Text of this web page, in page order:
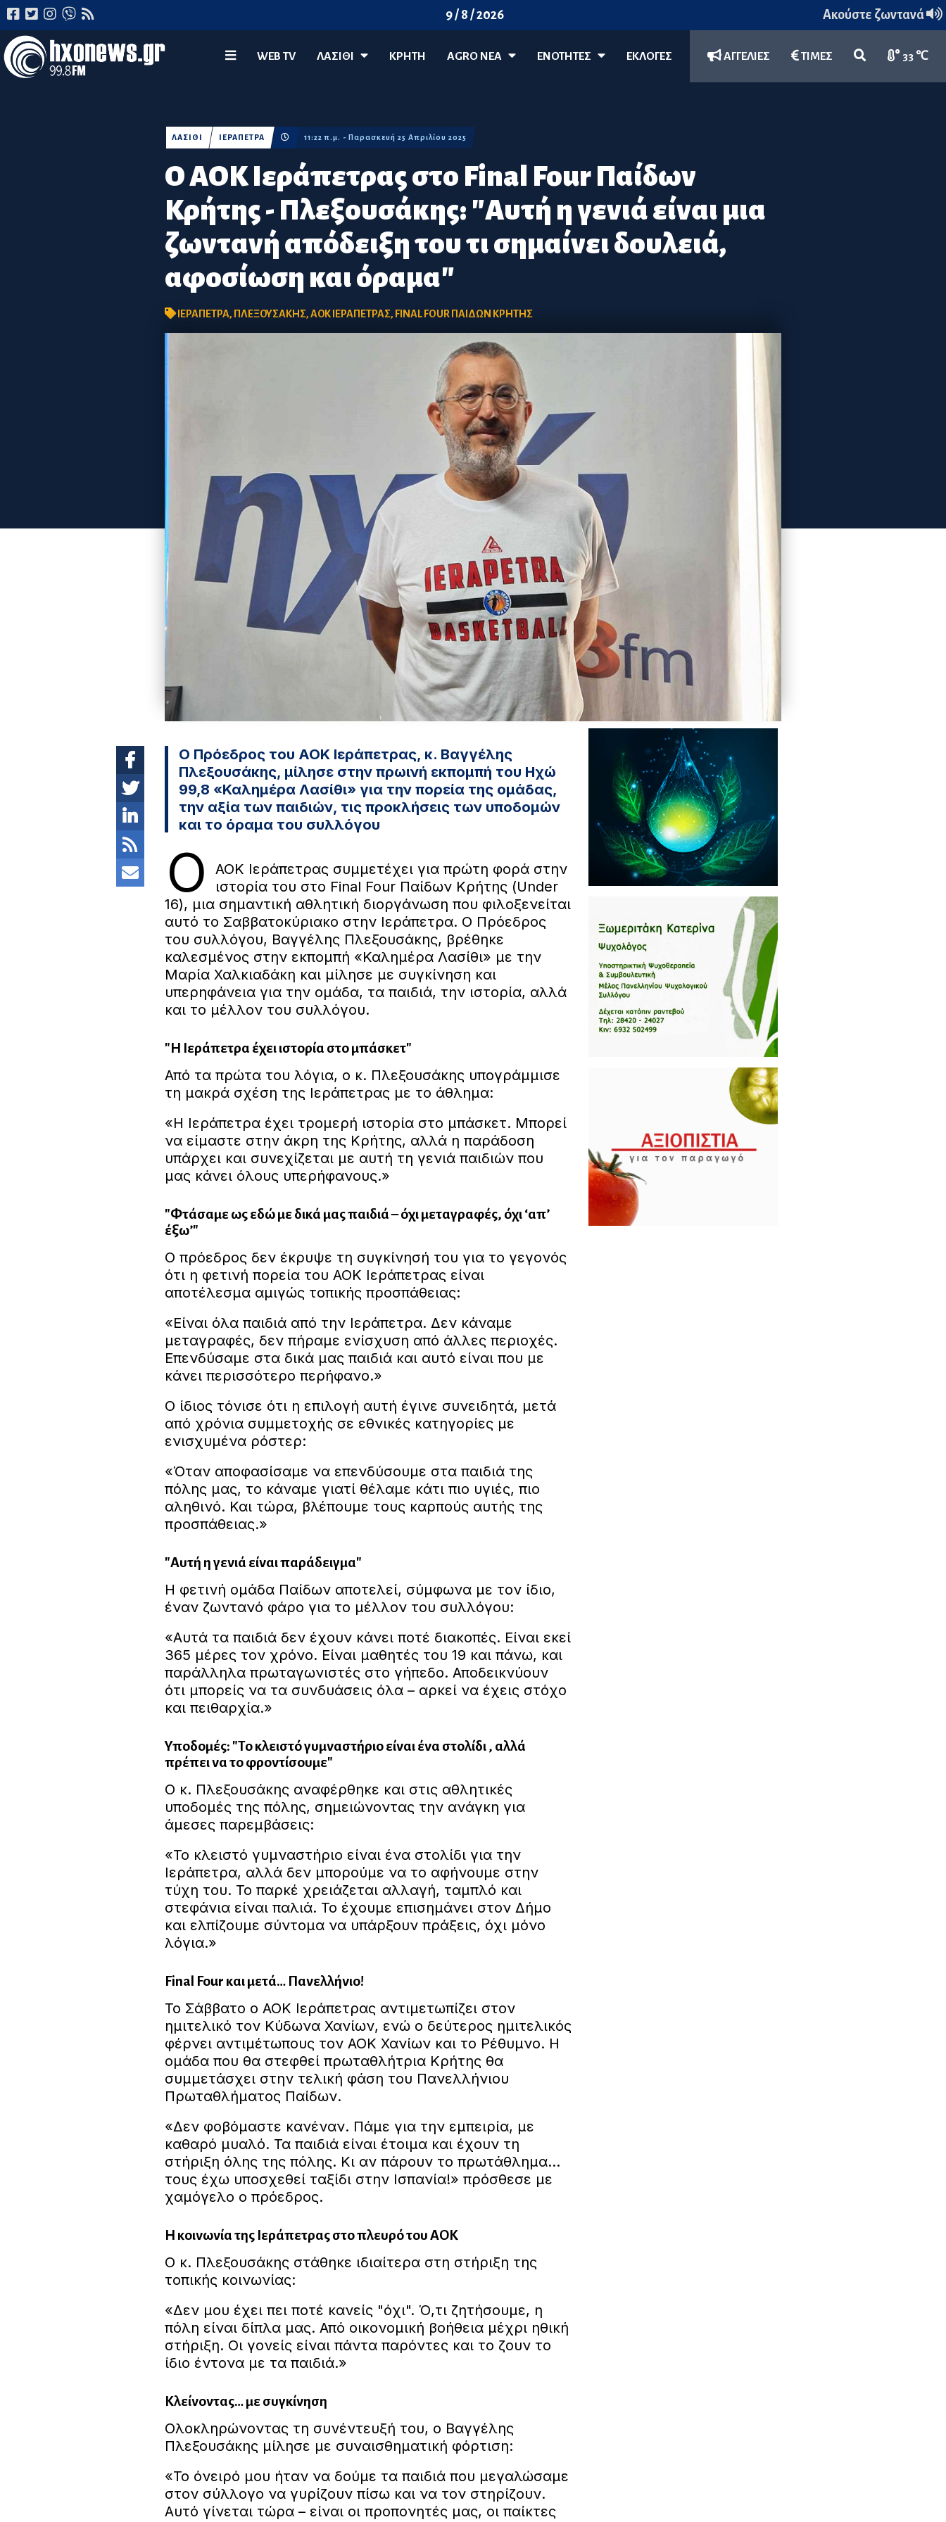
9 / 8 / 2026 Ακούστε ζωντανά
WEB TV ΛΑΣΊΘΙ ΚΡΗΤΗ AGRO ΝΈΑ ΕΝΟΤΗΤΕΣ ΕΚΛΟΓΕΣ ΑΓΓΕΛΙΕΣ ΤΙΜΕΣ 33 ℃
Ο ΑΟΚ Ιεράπετρας στο Final Four Παίδων
Κρήτης - Πλεξουσάκης: "Αυτή η γενιά είναι μια
ζωντανή απόδειξη του τι σημαίνει δουλειά,
αφοσίωση και όραμα"
ΛΑΣΙΘΙ ΙΕΡΑΠΕΤΡΑ 11:22 π.μ. - Παρασκευή 25 Απριλίου 2025
ΙΕΡΑΠΕΤΡΑ, ΠΛΕΞΟΥΣΑΚΗΣ,ΑΟΚ ΙΕΡΑΠΕΤΡΑΣ, FINAL FOUR ΠΑΙΔΩΝ ΚΡΗΤΗΣ
Ο Πρόεδρος του ΑΟΚ Ιεράπετρας, κ. Βαγγέλης
Πλεξουσάκης, μίλησε στην πρωινή εκπομπή του Ηχώ
99,8 «Καλημέρα Λασίθι» για την πορεία της ομάδας,
την αξία των παιδιών, τις προκλήσεις των υποδομών
και το όραμα του συλλόγου
Ο
ΑΟΚ Ιεράπετρας συμμετέχει για πρώτη φορά στην
ιστορία του στο Final Four Παίδων Κρήτης (Under
16), μια σημαντική αθλητική διοργάνωση που φιλοξενείται
αυτό το Σαββατοκύριακο στην Ιεράπετρα. Ο Πρόεδρος
του συλλόγου, Βαγγέλης Πλεξουσάκης, βρέθηκε
καλεσμένος στην εκπομπή «Καλημέρα Λασίθι» με την
Μαρία Χαλκιαδάκη και μίλησε με συγκίνηση και
υπερηφάνεια για την ομάδα, τα παιδιά, την ιστορία, αλλά
και το μέλλον του συλλόγου.
"Η Ιεράπετρα έχει ιστορία στο μπάσκετ"
Από τα πρώτα του λόγια, ο κ. Πλεξουσάκης υπογράμμισε
τη μακρά σχέση της Ιεράπετρας με το άθλημα:
«Η Ιεράπετρα έχει τρομερή ιστορία στο μπάσκετ. Μπορεί
να είμαστε στην άκρη της Κρήτης, αλλά η παράδοση
υπάρχει και συνεχίζεται με αυτή τη γενιά παιδιών που
μας κάνει όλους υπερήφανους.»
"Φτάσαμε ως εδώ με δικά μας παιδιά – όχι μεταγραφές, όχι ‘απ’
έξω’"
Ο πρόεδρος δεν έκρυψε τη συγκίνησή του για το γεγονός
ότι η φετινή πορεία του ΑΟΚ Ιεράπετρας είναι
αποτέλεσμα αμιγώς τοπικής προσπάθειας:
«Είναι όλα παιδιά από την Ιεράπετρα. Δεν κάναμε
μεταγραφές, δεν πήραμε ενίσχυση από άλλες περιοχές.
Επενδύσαμε στα δικά μας παιδιά και αυτό είναι που με
κάνει περισσότερο περήφανο.»
Ο ίδιος τόνισε ότι η επιλογή αυτή έγινε συνειδητά, μετά
από χρόνια συμμετοχής σε εθνικές κατηγορίες με
ενισχυμένα ρόστερ:
«Όταν αποφασίσαμε να επενδύσουμε στα παιδιά της
πόλης μας, το κάναμε γιατί θέλαμε κάτι πιο υγιές, πιο
αληθινό. Και τώρα, βλέπουμε τους καρπούς αυτής της
προσπάθειας.»
"Αυτή η γενιά είναι παράδειγμα"
Η φετινή ομάδα Παίδων αποτελεί, σύμφωνα με τον ίδιο,
έναν ζωντανό φάρο για το μέλλον του συλλόγου:
«Αυτά τα παιδιά δεν έχουν κάνει ποτέ διακοπές. Είναι εκεί
365 μέρες τον χρόνο. Είναι μαθητές του 19 και πάνω, και
παράλληλα πρωταγωνιστές στο γήπεδο. Αποδεικνύουν
ότι μπορείς να τα συνδυάσεις όλα – αρκεί να έχεις στόχο
και πειθαρχία.»
Υποδομές: "Το κλειστό γυμναστήριο είναι ένα στολίδι , αλλά
πρέπει να το φροντίσουμε"
Ο κ. Πλεξουσάκης αναφέρθηκε και στις αθλητικές
υποδομές της πόλης, σημειώνοντας την ανάγκη για
άμεσες παρεμβάσεις:
«Το κλειστό γυμναστήριο είναι ένα στολίδι για την
Ιεράπετρα, αλλά δεν μπορούμε να το αφήνουμε στην
τύχη του. Το παρκέ χρειάζεται αλλαγή, ταμπλό και
στεφάνια είναι παλιά. Το έχουμε επισημάνει στον Δήμο
και ελπίζουμε σύντομα να υπάρξουν πράξεις, όχι μόνο
λόγια.»
Final Four και μετά… Πανελλήνιο!
Το Σάββατο ο ΑΟΚ Ιεράπετρας αντιμετωπίζει στον
ημιτελικό τον Κύδωνα Χανίων, ενώ ο δεύτερος ημιτελικός
φέρνει αντιμέτωπους τον ΑΟΚ Χανίων και το Ρέθυμνο. Η
ομάδα που θα στεφθεί πρωταθλήτρια Κρήτης θα
συμμετάσχει στην τελική φάση του Πανελλήνιου
Πρωταθλήματος Παίδων.
«Δεν φοβόμαστε κανέναν. Πάμε για την εμπειρία, με
καθαρό μυαλό. Τα παιδιά είναι έτοιμα και έχουν τη
στήριξη όλης της πόλης. Κι αν πάρουν το πρωτάθλημα…
τους έχω υποσχεθεί ταξίδι στην Ισπανία!» πρόσθεσε με
χαμόγελο ο πρόεδρος.
Η κοινωνία της Ιεράπετρας στο πλευρό του ΑΟΚ
Ο κ. Πλεξουσάκης στάθηκε ιδιαίτερα στη στήριξη της
τοπικής κοινωνίας:
«Δεν μου έχει πει ποτέ κανείς "όχι". Ό,τι ζητήσουμε, η
πόλη είναι δίπλα μας. Από οικονομική βοήθεια μέχρι ηθική
στήριξη. Οι γονείς είναι πάντα παρόντες και το ζουν το
ίδιο έντονα με τα παιδιά.»
Κλείνοντας… με συγκίνηση
Ολοκληρώνοντας τη συνέντευξή του, ο Βαγγέλης
Πλεξουσάκης μίλησε με συναισθηματική φόρτιση:
«Το όνειρό μου ήταν να δούμε τα παιδιά που μεγαλώσαμε
στον σύλλογο να γυρίζουν πίσω και να τον στηρίζουν.
Αυτό γίνεται τώρα – είναι οι προπονητές μας, οι παίκτες